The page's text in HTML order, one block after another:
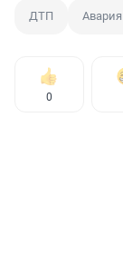
ДТП Авария
0